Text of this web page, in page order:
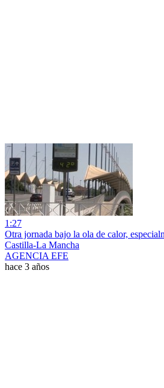
1:27
Otra jornada bajo la ola de calor,
Castilla-La Mancha
AGENCIA EFE
hace 3 años